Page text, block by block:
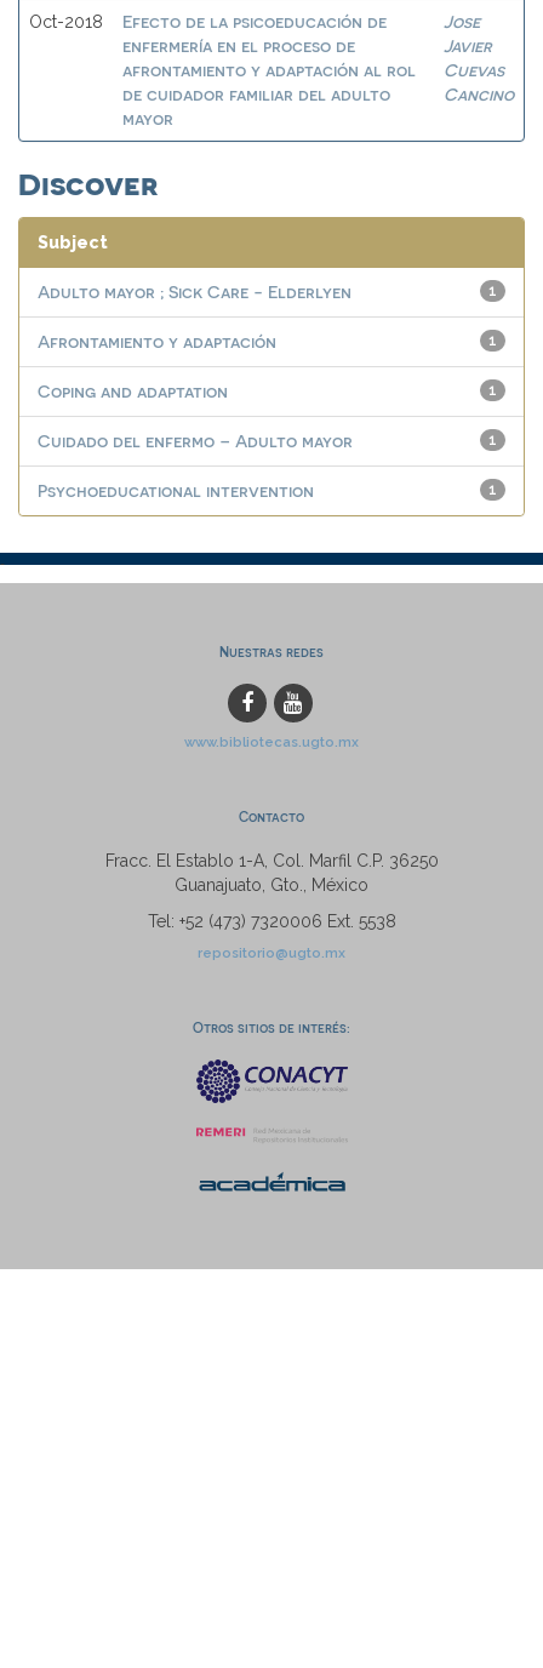
Oct-2018
Efecto de la psicoeducación de
enfermería en el proceso de
afrontamiento y adaptación al rol
de cuidador familiar del adulto
mayor
Jose
Javier
Cuevas
Cancino
Discover
Subject
1
Adulto mayor ; Sick Care - Elderlyen
1
Afrontamiento y adaptación
1
Coping and adaptation
1
Cuidado del enfermo – Adulto mayor
1
Psychoeducational intervention
Nuestras redes
www.bibliotecas.ugto.mx
Contacto
Fracc. El Establo 1-A, Col. Marfil C.P. 36250
Guanajuato, Gto., México
Tel: +52 (473) 7320006 Ext. 5538
repositorio@ugto.mx
Otros sitios de interés: